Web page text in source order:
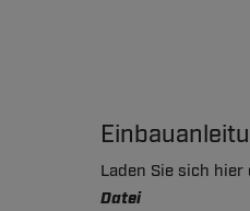
Laden Sie sich
Datei